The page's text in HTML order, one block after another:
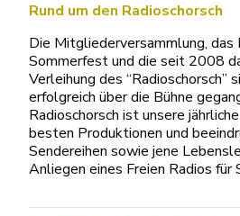
Rund um den Radioschorsch
Die Mitgliederversammlung, das
Sommerfest und die seit 2008
Verleihung des “Radioschorsch”
erfolgreich über die Bühne
Radioschorsch ist unsere
besten Produktionen und
Sendereihen sowie jene
Anliegen eines Freien Radios für